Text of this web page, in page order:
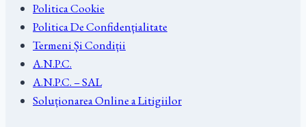
Politica Cookie
Politica De Confidențialitate
Termeni Și Condiții
A.N.P.C.
A.N.P.C. – SAL
Soluționarea Online a Litigiilor